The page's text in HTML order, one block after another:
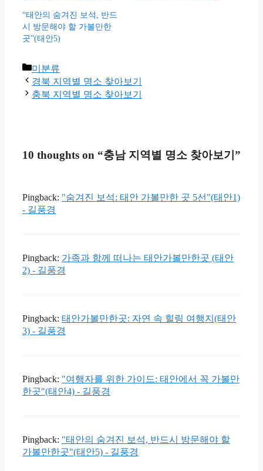
“태안의 숨겨진 보석, 반드
시 방문해야 할 가볼만한
곳”(태안5)
Categories
미분류
경북 지역별 명소 찾아보기
충북 지역별 명소 찾아보기
10 thoughts on “충남 지역별 명소 찾아보기”
Pingback: "숨겨진 보석: 태안 가볼만한 곳 5선"(태안1)
- 길풍경
Pingback: 가족과 함께 떠나는 태안가볼만한곳 (태안
2) - 길풍경
Pingback: 태안가볼만한곳: 자연 속 힐링 여행지(태안
3) - 길풍경
Pingback: "여행자를 위한 가이드: 태안에서 꼭 가볼만
한곳"(태안4) - 길풍경
Pingback: "태안의 숨겨진 보석, 반드시 방문해야 할
가볼만한곳"(태안5) - 길풍경